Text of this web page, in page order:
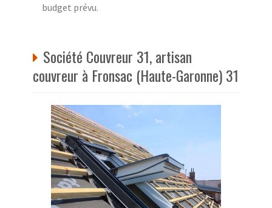
budget prévu.
Société Couvreur 31, artisan
couvreur à Fronsac (Haute-Garonne) 31